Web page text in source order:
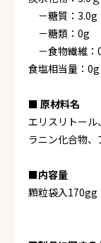
－糖質：3.0g
－糖類：0g
－食物繊維：
食塩相当量：0g
■ 原材料名
エリスリトー
ラニン化合物
■内容量
顆粒袋入170gg